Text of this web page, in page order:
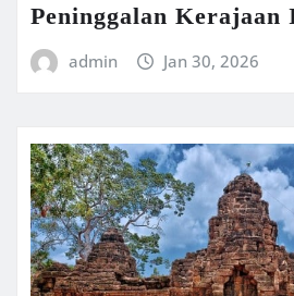
Peninggalan Kerajaan
admin Jan 30, 2026